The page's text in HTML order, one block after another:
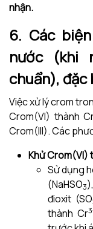
nhận.
6. Các
nước (khi
chuẩn), đặc
Việc xử lý crom
Crom(VI) thành
Crom(III). Các
Khử Crom(VI)
Sử dụng
(NaHSO3
đioxit (SO
thành Cr